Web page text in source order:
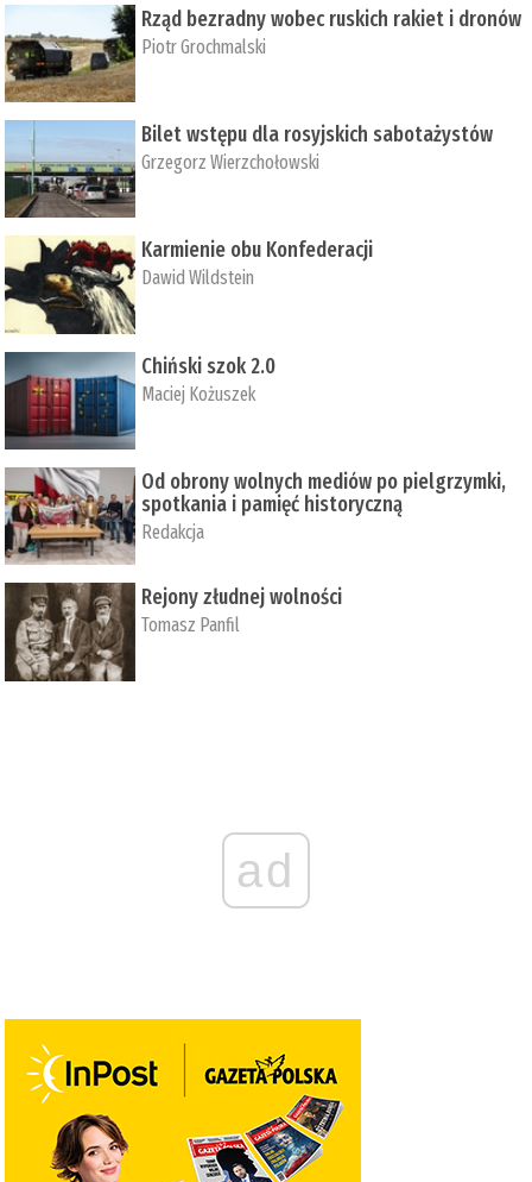
Rząd bezradny wobec ruskich rakiet i dronów
Piotr Grochmalski
Bilet wstępu dla rosyjskich sabotażystów
Grzegorz Wierzchołowski
Karmienie obu Konfederacji
Dawid Wildstein
Chiński szok 2.0
Maciej Kożuszek
Od obrony wolnych mediów po pielgrzymki,
spotkania i pamięć historyczną
Redakcja
Rejony złudnej wolności
Tomasz Panfil
ad